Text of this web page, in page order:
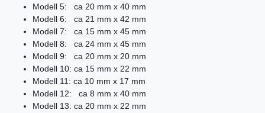
Modell 5: ca 20 mm x 40 mm
Modell 6: ca 21 mm x 42 mm
Modell 7: ca 15 mm x 45 mm
Modell 8: ca 24 mm x 45 mm
Modell 9: ca 20 mm x 20 mm
Modell 10: ca 15 mm x 22 mm
Modell 11: ca 10 mm x 17 mm
Modell 12: ca 8 mm x 40 mm
Modell 13: ca 20 mm x 22 mm